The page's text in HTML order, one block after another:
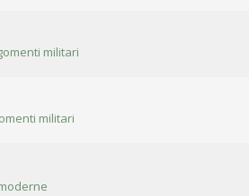
militari
militari